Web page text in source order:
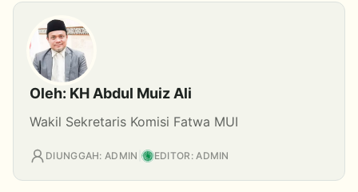
Oleh: KH Abdul Muiz Ali
Wakil Sekretaris Komisi Fatwa MUI
DIUNGGAH: ADMIN EDITOR: ADMIN